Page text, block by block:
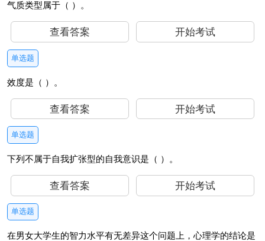
气质类型属于（ ）。
查看答案 开始考试
单选题
效度是（ ）。
查看答案 开始考试
单选题
下列不属于自我扩张型的自我意识是（ ）。
查看答案 开始考试
单选题
在男女大学生的智力水平有无差异这个问题上，心理学的结论是